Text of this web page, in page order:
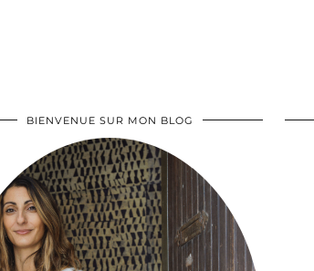
BIENVENUE SUR MON BLOG